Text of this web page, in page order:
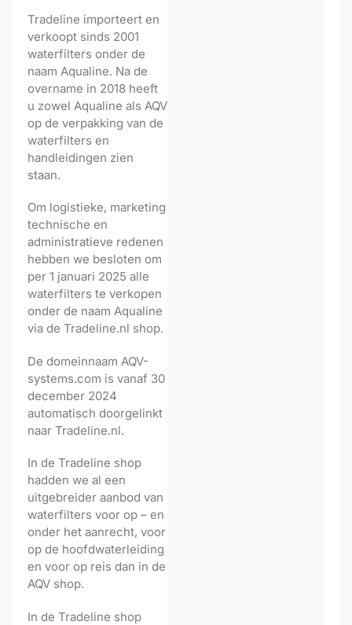
Tradeline importeert en
verkoopt sinds 2001
waterfilters onder de
naam Aqualine. Na de
overname in 2018 heeft
u zowel Aqualine als AQV
op de verpakking van de
waterfilters en
handleidingen zien
staan.
Om logistieke, marketing
technische en
administratieve redenen
hebben we besloten om
per 1 januari 2025 alle
waterfilters te verkopen
onder de naam Aqualine
via de Tradeline.nl shop.
De domeinnaam AQV-
systems.com is vanaf 30
december 2024
automatisch doorgelinkt
naar Tradeline.nl.
In de Tradeline shop
hadden we al een
uitgebreider aanbod van
waterfilters voor op – en
onder het aanrecht, voor
op de hoofdwaterleiding
en voor op reis dan in de
AQV shop.
In de Tradeline shop